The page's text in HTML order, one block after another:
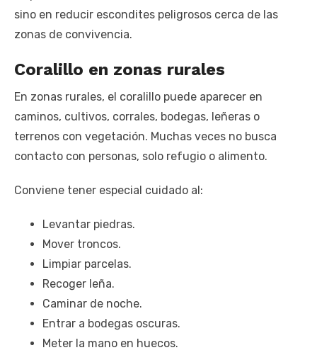
sino en reducir escondites peligrosos cerca de las
zonas de convivencia.
Coralillo en zonas rurales
En zonas rurales, el coralillo puede aparecer en
caminos, cultivos, corrales, bodegas, leñeras o
terrenos con vegetación. Muchas veces no busca
contacto con personas, solo refugio o alimento.
Conviene tener especial cuidado al:
Levantar piedras.
Mover troncos.
Limpiar parcelas.
Recoger leña.
Caminar de noche.
Entrar a bodegas oscuras.
Meter la mano en huecos.